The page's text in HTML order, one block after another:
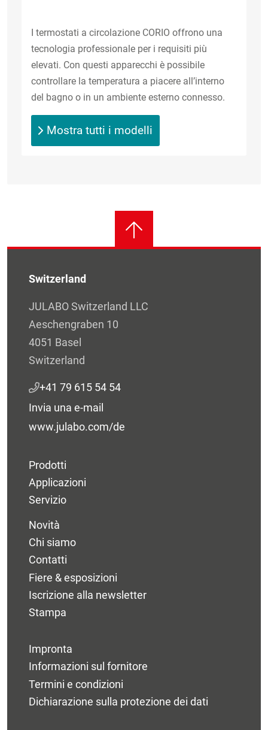
I termostati a circolazione CORIO offrono una
tecnologia professionale per i requisiti più
elevati. Con questi apparecchi è possibile
controllare la temperatura a piacere all’interno
del bagno o in un ambiente esterno connesso.
Mostra tutti i modelli
Switzerland
JULABO Switzerland LLC
Aeschengraben 10
4051 Basel
Switzerland
+41 79 615 54 54
Invia una e-mail
www.julabo.com/de
Prodotti
Applicazioni
Servizio
Novità
Chi siamo
Contatti
Fiere & esposizioni
Iscrizione alla newsletter
Stampa
Impronta
Informazioni sul fornitore
Termini e condizioni
Dichiarazione sulla protezione dei dati